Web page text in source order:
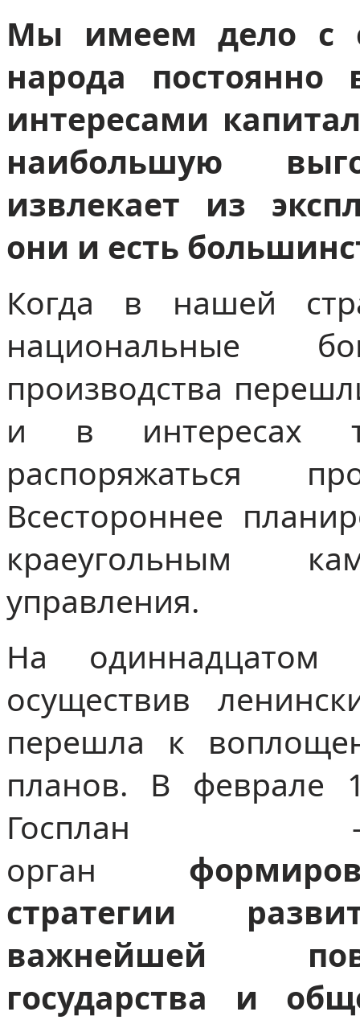
Мы имеем дело с
народа
интересами
наибольшую
извлекает из
они и есть
Когда в нашей
национальные
производства
и в интересах
распоряжаться
Всестороннее
краеугольным
управления.
На одиннадцатом
осуществив
перешла к
планов. В феврале
Госплан
орган
стратегии
важнейшей
государства и